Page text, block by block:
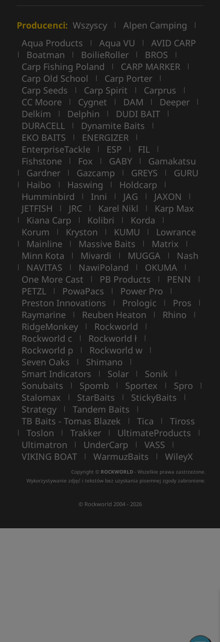
Producenci: Wszyscy | Alpen Camping |
Aqua Products | Aqua VU | AVID CARP
| Boatman | BoilieRoller | BROS |
Carp Fishing Poland | CARP MARKER |
Carp Old School | Carp Porter |
Carp Seeds | Carp Spirit | Carprus |
CC Moore | Cygnet | DAM | Deeper |
Delkim | Delphin | DUDI BAIT |
DURACELL | Dynamite Baits |
EKO BAITS | ENERGIZER |
EnterpriseTackle | ESP | FIL |
Fishstone | Fox | GABY | Gamakatsu
| Gardner | Gazcamp | GREYS | GURU
| Haibo | Haswing | Holdcarp |
Humminbird | Inni | JAG | JAXON |
JETFISH | JRC | Karel Nikl | Karp Max
| Kiana Carp | Kolibri | Korda |
Korum | Kryston | KUMU | Lowrance
| Mainline | Massive Baits | Matrix |
Minn Kota | Mivardi | MUGGA | Nash
| NAVITAS | NawiPoland | OKUMA |
One More Cast | PB Products | PENN |
PETZL | PowaPacs | Power Pro |
Preston Innovations | Prologic | Pros |
Raymarine | Reuben Heaton | Rhino |
RidgeMonkey | Rockworld |
Rockworld c | Rockworld ł |
Rockworld p | Rockworld w |
Seven Oaks | Shimano |
Smart Indicators | Solar | Sonik |
Sonubaits | Spomb | Sportex | Spro |
Stalomax | StarBaits | StickyBaits |
Strategy | Tandem Baits |
TB Baits - Tomas Blazek | Tica | Tiross
| Toslon | Trakker | UltimateProducts |
Ultimatron | UnderCarp | VASS |
VIKING BOAT | WarmuzBaits | WileyX
Copyright © ROCKWORLD - Wszelkie prawa zastrzeżone.
Wykorzystywanie zdjęć i tekstów bez uzyskania pisemnej zgody zabronione.
© Rockworld 2004 - 2026